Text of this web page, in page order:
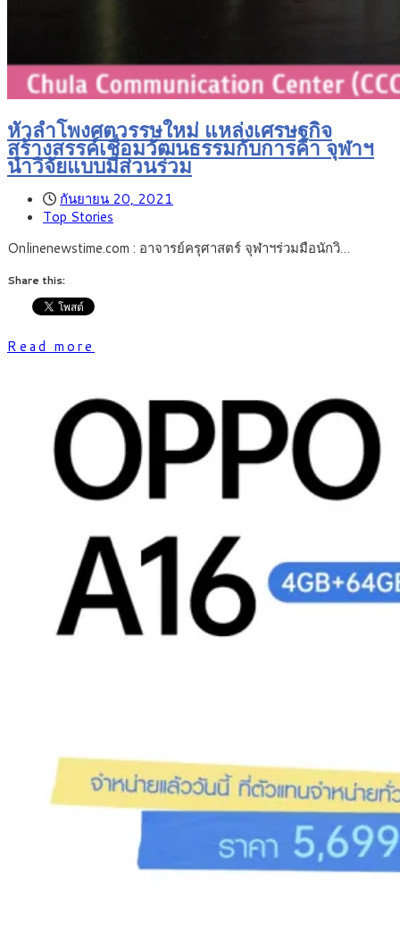
หัวลำโพงศตวรรษใหม่ แหล่งเศรษฐกิจ
สร้างสรรค์เชื่อมวัฒนธรรมกับการค้า จุฬาฯ
นำวิจัยแบบมีส่วนร่วม
กันยายน 20, 2021
Top Stories
Onlinenewstime.com : อาจารย์ครุศาสตร์ จุฬาฯร่วมมือนักวิ…
Share this:
Read more